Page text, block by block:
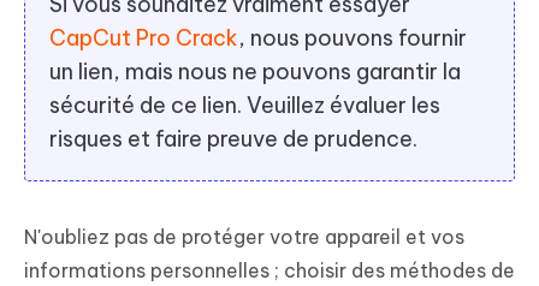
CapCut Pro Crack, nous pouvons fournir
un lien, mais nous ne pouvons garantir la
sécurité de ce lien. Veuillez évaluer les
risques et faire preuve de prudence.
N'oubliez pas de protéger votre appareil et vos
informations personnelles ; choisir des méthodes de